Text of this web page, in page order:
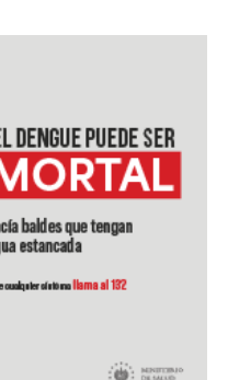
servir para el futuro (…)
Y destacó que
peores si los
implementado
las economías.